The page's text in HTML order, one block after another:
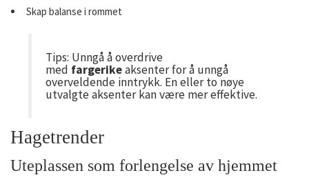
Skap balanse i rommet
Tips: Unngå å overdrive
med fargerikeaksenter for å unngå
overveldende inntrykk. En eller to nøye
utvalgte aksenter kan være mer effektive.
Hagetrender
Uteplassen som forlengelse av hjemmet